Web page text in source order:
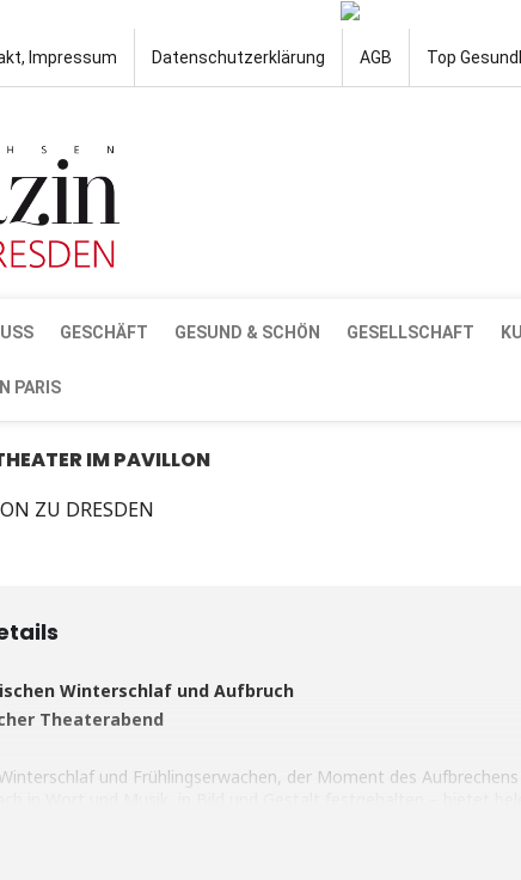
Impressum Datenschutzerklärung AGB Top
GESCHÄFT GESUND & SCHÖN GESELLSCHAFT
PARIS
IM PAVILLON
ZU DRESDEN
Winterschlaf und Aufbruch
Theaterabend
und Frühlingserwachen, der Moment des
sind, kommen Sie doch zu uns hinaus ins Chinesische